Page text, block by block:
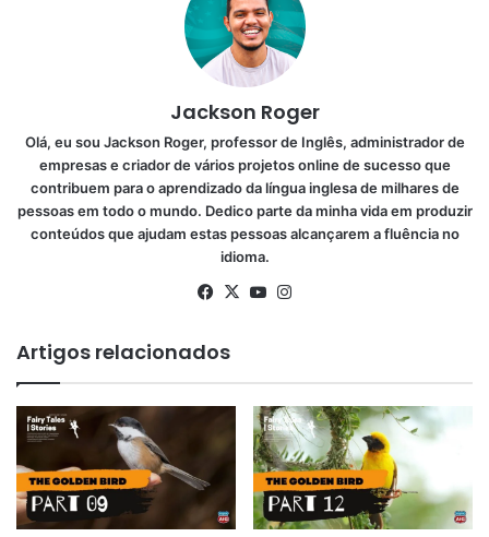
Jackson Roger
Olá, eu sou Jackson Roger, professor de Inglês, administrador de
empresas e criador de vários projetos online de sucesso que
contribuem para o aprendizado da língua inglesa de milhares de
pessoas em todo o mundo. Dedico parte da minha vida em produzir
conteúdos que ajudam estas pessoas alcançarem a fluência no
idioma.
Facebook
X YouTube
Artigos relacionados